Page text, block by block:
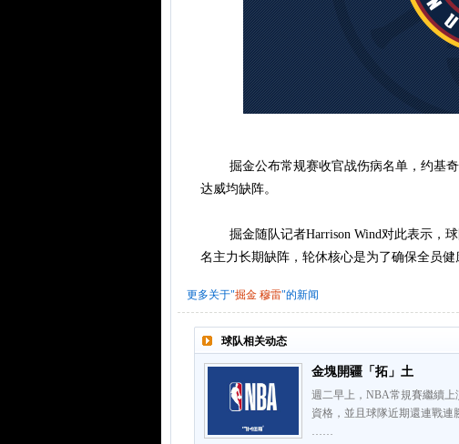
掘金公布常规赛收官战伤病名单，约基奇
达威均缺阵。
掘金随队记者Harrison Wind对此表示，球
名主力长期缺阵，轮休核心是为了确保全员
更多关于"掘金 穆雷"的新闻
球队相关动态
金塊開疆「拓」土
週二早上，NBA常規賽繼續
資格，並且球隊近期還連戰連
……